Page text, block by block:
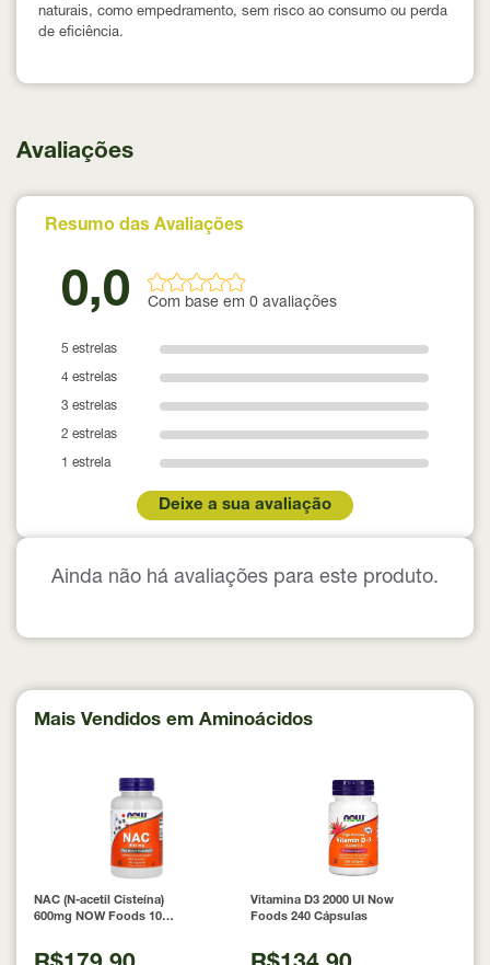
naturais, como empedramento, sem risco ao consumo ou perda
de eficiência.
Avaliações
Resumo das Avaliações
0,0 Com base em 0 avaliações
5 estrelas
4 estrelas
3 estrelas
2 estrelas
1 estrela
Deixe a sua avaliação
Ainda não há avaliações para este produto.
Mais Vendidos em Aminoácidos
NAC (N-acetil Cisteína)
600mg NOW Foods 100
Vitamina D3 2000 UI Now
Foods 240 Cápsulas